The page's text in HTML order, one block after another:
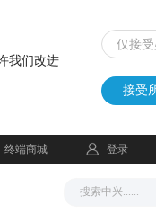
我们改进
仅接受
接受
终端商城 登录